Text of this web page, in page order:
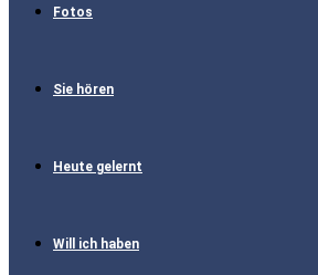
Fotos
Sie hören
Heute gelernt
Will ich haben